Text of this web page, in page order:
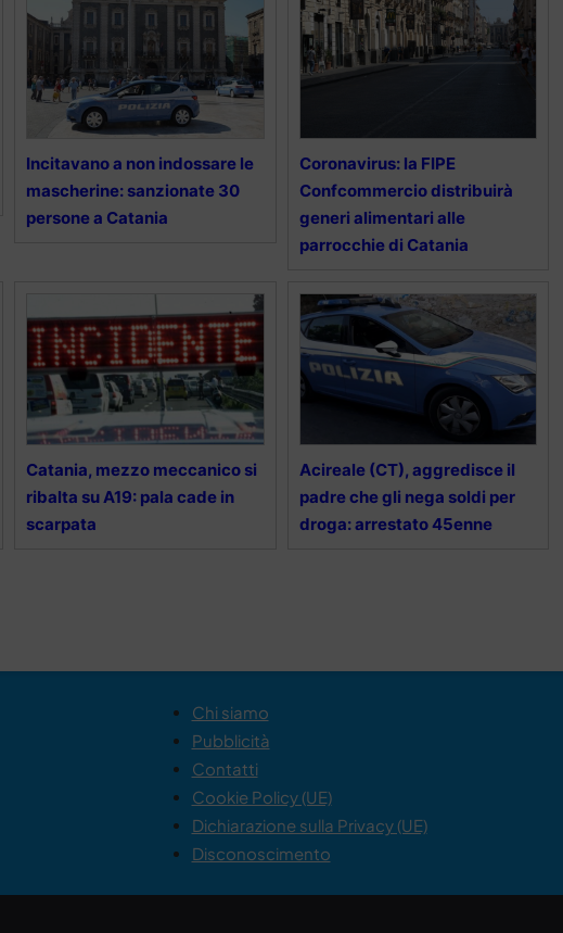
Incitavano a non indossare le
mascherine: sanzionate 30
persone a Catania
Coronavirus: la FIPE
Confcommercio distribuirà
generi alimentari alle
parrocchie di Catania
Catania, mezzo meccanico si
ribalta su A19: pala cade in
scarpata
Acireale (CT), aggredisce il
padre che gli nega soldi per
droga: arrestato 45enne
Chi siamo
Pubblicità
Contatti
Cookie Policy (UE)
Dichiarazione sulla Privacy (UE)
Disconoscimento